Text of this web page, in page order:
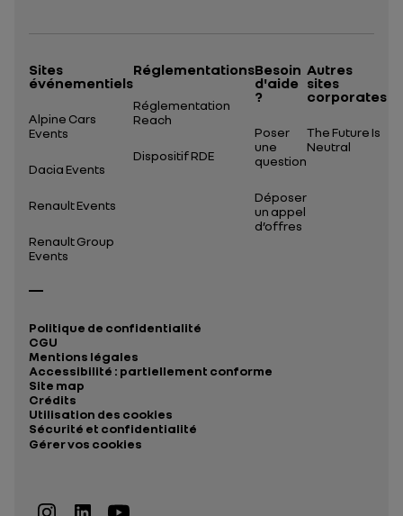
Sites
événementiels
Alpine Cars
Events
Dacia Events
Renault Events
Renault Group
Events
Réglementations
Réglementation
Reach
Dispositif RDE
Besoin
d'aide
?
Poser
une
question
Déposer
un appel
d’offres
Autres
sites
corporates
The Future Is
Neutral
Politique de confidentialité
CGU
Mentions légales
Accessibilité : partiellement conforme
Site map
Crédits
Utilisation des cookies
Sécurité et confidentialité
Gérer vos cookies